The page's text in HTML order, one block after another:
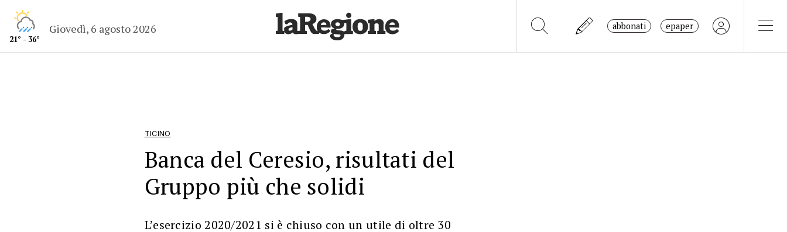
21° - 36°
Giovedì, 6 agosto 2026 abbonati epaper
TICINO
Banca del Ceresio, risultati del
Gruppo più che solidi
L’esercizio 2020/2021 si è chiuso con un utile di oltre 30